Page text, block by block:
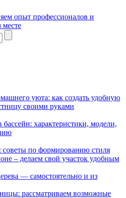
опыт профессионалов и
месте
уюта: как создать удобную
своими руками
характеристики, модели,
по формированию стиля
– делаем свой участок удобным
— самостоятельно и из
рассматриваем возможные